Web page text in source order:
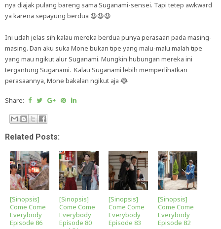
nya diajak pulang bareng sama Suganami-sensei. Tapi tetep awkward
ya karena sepayung berdua 😆😆😆
Ini udah jelas sih kalau mereka berdua punya perasaan pada masing-
masing. Dan aku suka Mone bukan tipe yang malu-malu malah tipe
yang mau ngikut alur Suganami. Mungkin hubungan mereka ini
tergantung Suganami. Kalau Suganami lebih memperlihatkan
perasaannya, Mone bakalan ngikut aja 😂
Share:
Related Posts:
[Sinopsis]
Come Come
Everybody
Episode 86
[Sinopsis]
Come Come
Everybody
Episode 80
[Sinopsis]
Come Come
Everybody
Episode 83
[Sinopsis]
Come Come
Everybody
Episode 82